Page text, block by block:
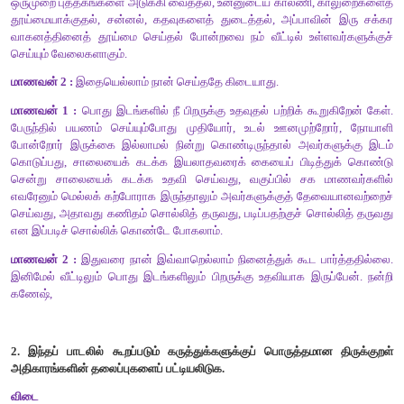
கருணை
உயர்வு
முன்னேற்றம் ஆகியவற்றை ஏற்படுத்துகிறது.
கற்பவை கற்றபின்
1.நாம் எந்தெந்த வகையில் பிறருக்கு உதவலாம் என்பது குறித்து
கலந்துரையாடுக.